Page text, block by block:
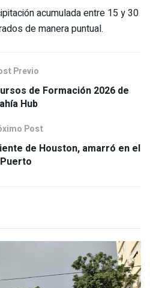
acumulada entre 15 y 30
de manera puntual.
Previo
de Formación 2026 de
Hub
Post
de Houston, amarró en el
Puerto